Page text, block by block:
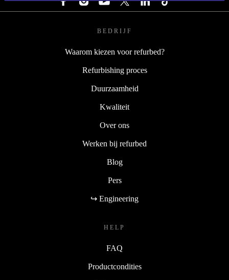
BEDRIJF
Waarom kiezen voor refurbed?
Refurbishing proces
Duurzaamheid
Kwaliteit
Over ons
Werken bij refurbed
Blog
Pers
↪ Engineering
HELP
FAQ
Productcondities